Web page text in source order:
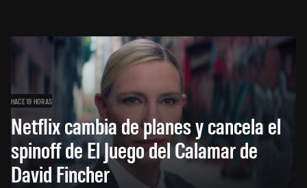
HACE 19 HORAS
Netflix cambia de planes y cancela el
spinoff de El Juego del Calamar de
David Fincher